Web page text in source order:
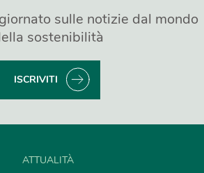
sulle notizie dal mondo
sostenibilità
ISCRIVITI
ATTUALITÀ